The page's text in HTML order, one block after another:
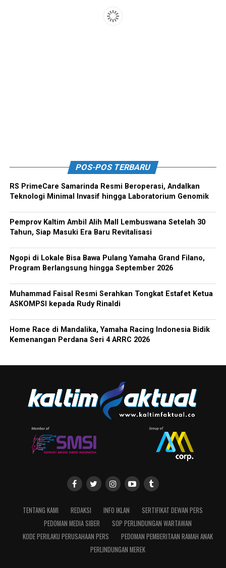
POS-POS TERBARU
RS PrimeCare Samarinda Resmi Beroperasi, Andalkan
Teknologi Minimal Invasif hingga Laboratorium Genomik
Pemprov Kaltim Ambil Alih Mall Lembuswana Setelah 30
Tahun, Siap Masuki Era Baru Revitalisasi
Ngopi di Lokale Bisa Bawa Pulang Yamaha Grand Filano,
Program Berlangsung hingga September 2026
Muhammad Faisal Resmi Serahkan Tongkat Estafet Ketua
ASKOMPSI kepada Rudy Rinaldi
Home Race di Mandalika, Yamaha Racing Indonesia Bidik
Kemenangan Perdana Seri 4 ARRC 2026
TENTANG KAMI REDAKSI INFO IKLAN
SERTIFIKAT DEWAN PERS
PEDOMAN MEDIA SIBER
SOP PERLINDUNGAN WARTAWAN
KODE PERILAKU PERUSAHAAN PERS
PEDOMAN PEMBERITAAN RAMAH ANAK
PERLINDUNGAN MEREK